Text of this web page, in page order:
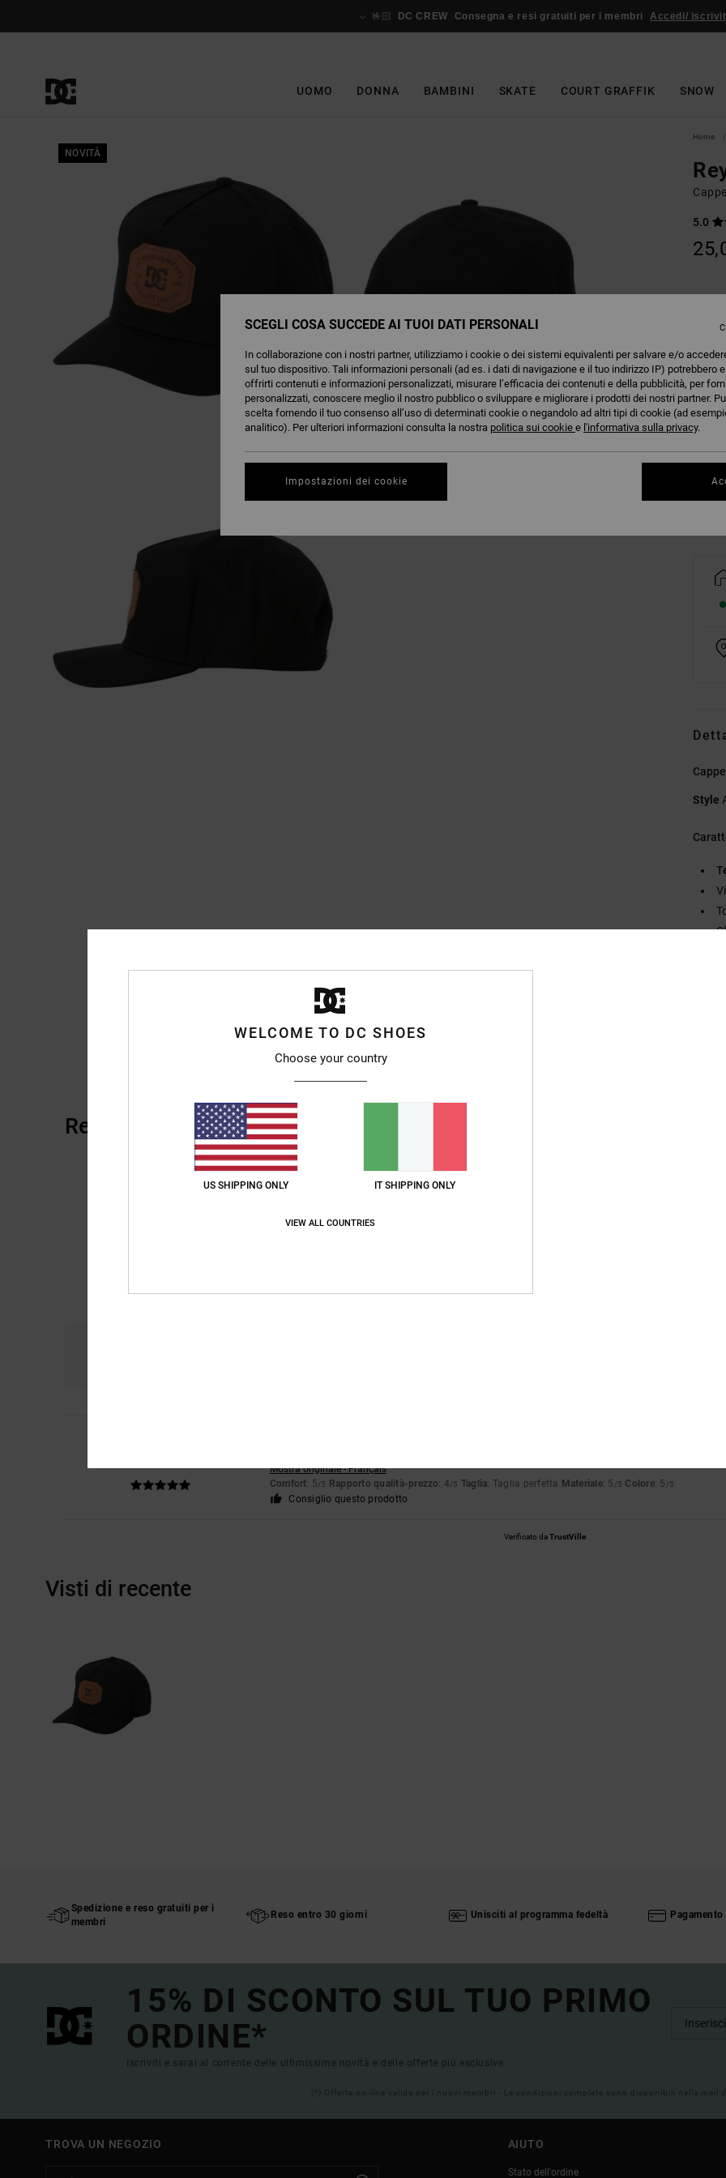
🤟🏻 DC CREW Consegna e resi gratuiti per i membri Accedi/
UOMO DONNA BAMBINI SKATE COURT GRAFFIK SNOW
NOVITÀ
Home
5.0
Style
Recensioni dei clienti
Mostra originale - Français
Comfort: 5/5 Rapporto qualità-prezzo: 4/5 Taglia: Taglia perfetta Materiale: 5 /5 Colore: 5 /5
Consiglio questo prodotto
Verificato daTrustVille
Visti di recente
Spedizione e reso gratuiti per i
membri
Reso entro 30 giorni Unisciti al programma fedeltà
15% DI SCONTO SUL TUO PRIMO
ORDINE*
Iscriviti e sarai al corrente delle ultimissime novità e delle offerte più esclusive.
(*) Offerta on-line valida per i nuovi membri - Le condizioni complete sono disponibili nella mail
TROVA UN NEGOZIO AIUTO
Stato dell'ordine
WELCOME TO DC SHOES
Choose your country
US SHIPPING ONLY IT SHIPPING ONLY
VIEW ALL COUNTRIES
SCEGLI COSA SUCCEDE AI TUOI DATI PERSONALI
In collaborazione con i nostri partner, utilizziamo i cookie o dei sistemi equivalenti per salvare e/o
sul tuo dispositivo. Tali informazioni personali (ad es. i dati di navigazione e il tuo indirizzo IP) potrebbero
offrirti contenuti e informazioni personalizzati, misurare l’efficacia dei contenuti e della pubblicità, per
personalizzati, conoscere meglio il nostro pubblico o sviluppare e migliorare i prodotti dei nostri partner.
scelta fornendo il tuo consenso all’uso di determinati cookie o negandolo ad altri tipi di cookie (ad
analitico). Per ulteriori informazioni consulta la nostra politica sui cookie e l'informativa sulla privacy.
Impostazioni dei cookie